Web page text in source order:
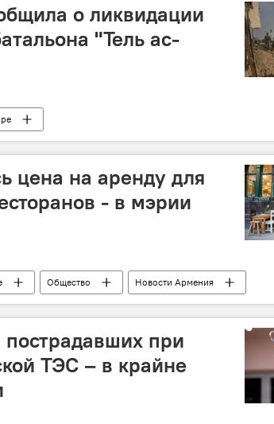
о ликвидации
"Тель ас-
цена на аренду для
- в мэрии
Общество Новости Армения
при
ТЭС – в крайне